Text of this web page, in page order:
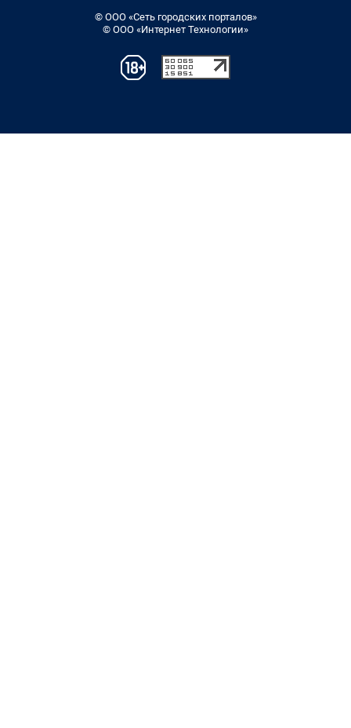
© ООО «Сеть городских порталов»
© ООО «Интернет Технологии»